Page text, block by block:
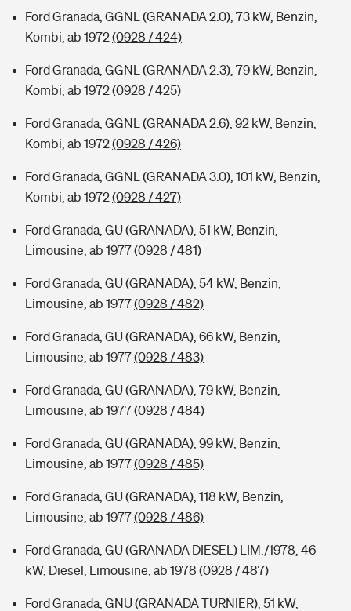
Ford Granada, GGNL (GRANADA 2.0), 73 kW, Benzin,
Kombi, ab 1972(0928 / 424)
Ford Granada, GGNL (GRANADA 2.3), 79 kW, Benzin,
Kombi, ab 1972(0928 / 425)
Ford Granada, GGNL (GRANADA 2.6), 92 kW, Benzin,
Kombi, ab 1972(0928 / 426)
Ford Granada, GGNL (GRANADA 3.0), 101 kW, Benzin,
Kombi, ab 1972(0928 / 427)
Ford Granada, GU (GRANADA), 51 kW, Benzin,
Limousine, ab 1977(0928 / 481)
Ford Granada, GU (GRANADA), 54 kW, Benzin,
Limousine, ab 1977(0928 / 482)
Ford Granada, GU (GRANADA), 66 kW, Benzin,
Limousine, ab 1977(0928 / 483)
Ford Granada, GU (GRANADA), 79 kW, Benzin,
Limousine, ab 1977(0928 / 484)
Ford Granada, GU (GRANADA), 99 kW, Benzin,
Limousine, ab 1977(0928 / 485)
Ford Granada, GU (GRANADA), 118 kW, Benzin,
Limousine, ab 1977(0928 / 486)
Ford Granada, GU (GRANADA DIESEL) LIM./1978, 46
kW, Diesel, Limousine, ab 1978 (0928 / 487)
Ford Granada, GNU (GRANADA TURNIER), 51 kW,